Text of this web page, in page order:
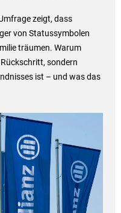
zeigt, dass
von Statussymbolen
träumen. Warum
sondern
ist – und was das